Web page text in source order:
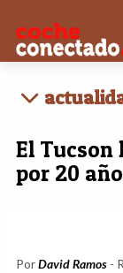
El Tucson
por 20
PorDavid Ramos -